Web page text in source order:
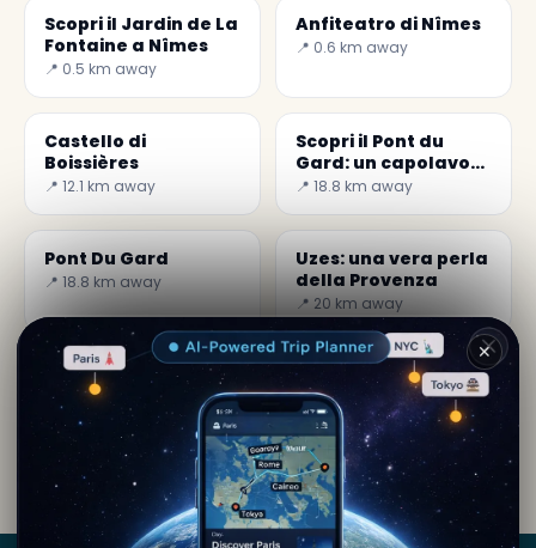
Scopri il Jardin de La
Fontaine a Nîmes
📍 0.5 km away
Anfiteatro di Nîmes
📍 0.6 km away
Castello di
Boissières
📍 12.1 km away
Scopri il Pont du
Gard: un capolavoro
della storia romana
📍 18.8 km away
Pont Du Gard
📍 18.8 km away
Uzes: una vera perla
della Provenza
📍 20 km away
Lara Kipling· da Nîmes
Contenuto editoriale verificato · Community Secret
World — 1M+ luoghi in 62 lingue
✕